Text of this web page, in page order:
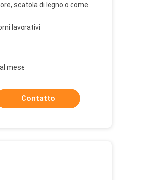
scatola di legno o come
lavorativi
mese
Contatto